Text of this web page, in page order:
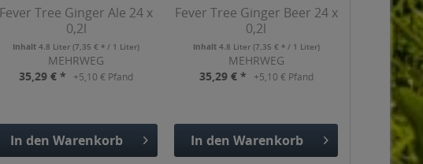
Fever Tree Ginger Ale 24 x
0,2l
Inhalt4.8 Liter(7,35 € * / 1 Liter)
MEHRWEG
35,29 € *
+5,10 € Pfand
In den Warenkorb
Fever Tree Ginger Beer 24 x
0,2l
Inhalt 4.8 Liter (7,35 € * / 1 Liter)
MEHRWEG
35,29 € *
+5,10 € Pfand
In den Warenkorb